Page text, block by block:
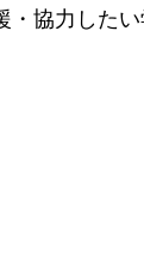
力したい